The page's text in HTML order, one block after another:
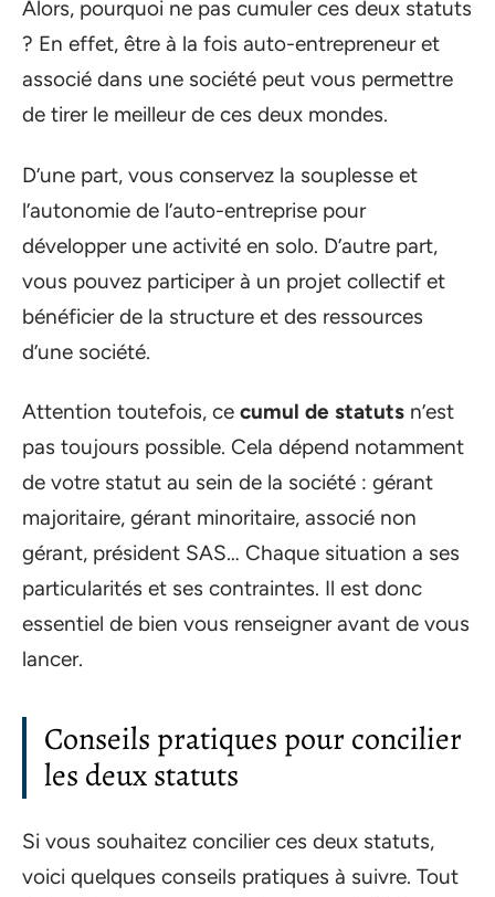
Alors, pourquoi ne pas cumuler ces deux statuts
? En effet, être à la fois auto-entrepreneur et
associé dans une société peut vous permettre
de tirer le meilleur de ces deux mondes.
D’une part, vous conservez la souplesse et
l’autonomie de l’auto-entreprise pour
développer une activité en solo. D’autre part,
vous pouvez participer à un projet collectif et
bénéficier de la structure et des ressources
d’une société.
Attention toutefois, ce cumul de statuts n’est
pas toujours possible. Cela dépend notamment
de votre statut au sein de la société : gérant
majoritaire, gérant minoritaire, associé non
gérant, président SAS… Chaque situation a ses
particularités et ses contraintes. Il est donc
essentiel de bien vous renseigner avant de vous
lancer.
Conseils pratiques pour concilier
les deux statuts
Si vous souhaitez concilier ces deux statuts,
voici quelques conseils pratiques à suivre. Tout